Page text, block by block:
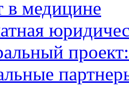
в медицине